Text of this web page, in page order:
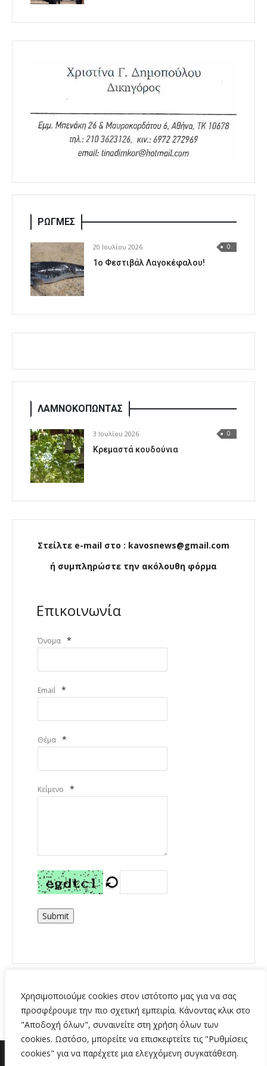
Χρησιμοποιούμε cookies στον ιστότοπο μας για να σας
προσφέρουμε την πιο σχετική εμπειρία. Κάνοντας κλικ στο
"Αποδοχή όλων", συναινείτε στη χρήση όλων των
cookies. Ωστόσο, μπορείτε να επισκεφτείτε τις "Ρυθμίσεις
cookies" για να παρέχετε μια ελεγχόμενη συγκατάθεση.
ΡΩΓΜΕΣ
20 Ιουλίου 2026 0
1o Φεστιβάλ Λαγοκέφαλου!
ΛΑΜΝΟΚΟΠΩΝΤΑΣ
3 Ιουλίου 2026 0
Κρεμαστά κουδούνια
Στείλτε e-mail στο : kavosnews@gmail.com
ή συμπληρώστε την ακόλουθη φόρμα
Επικοινωνία
Όνομα *
Email *
Θέμα *
Κείμενο *
Submit